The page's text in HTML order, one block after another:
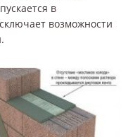
в
возможности